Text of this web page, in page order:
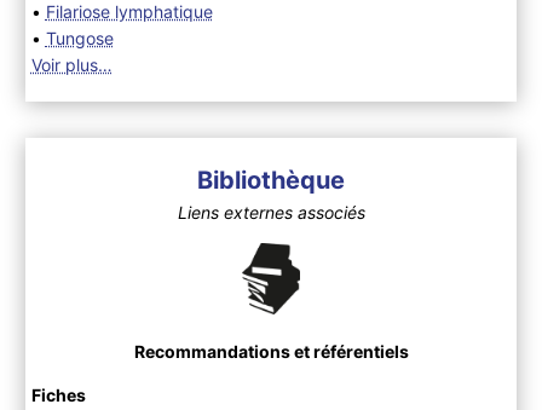
• Filariose lymphatique
• Tungose
Voir plus…
Bibliothèque
Liens externes associés
Recommandations et référentiels
Fiches